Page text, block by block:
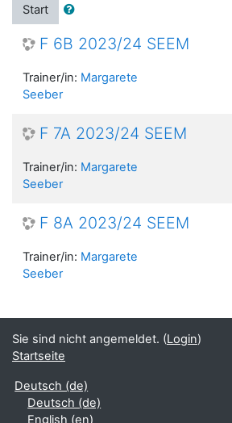
Start
F 6B 2023/24 SEEM
Trainer/in: Margarete
Seeber
F 7A 2023/24 SEEM
Trainer/in: Margarete
Seeber
F 8A 2023/24 SEEM
Trainer/in: Margarete
Seeber
Sie sind nicht angemeldet. (Login)
Startseite
Deutsch ‎(de)‎
Deutsch ‎(de)‎
English ‎(en)‎